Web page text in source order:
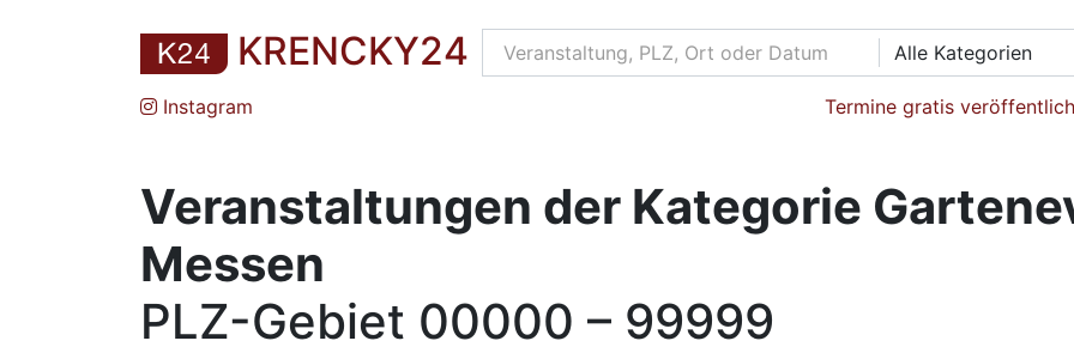
KRENCKY24 Alle Kategorien
Instagram Termine gratis
Veranstaltungen der Kategorie
Messen
PLZ-Gebiet 00000 – 99999